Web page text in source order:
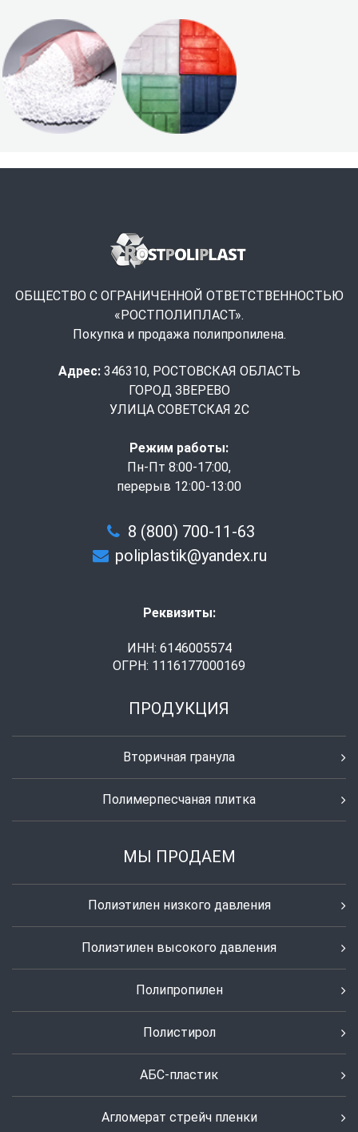
ОБЩЕСТВО С ОГРАНИЧЕННОЙ ОТВЕТСТВЕННОСТЬЮ
«РОСТПОЛИПЛАСТ».
Покупка и продажа полипропилена.
Адрес: 346310, РОСТОВСКАЯ ОБЛАСТЬ
ГОРОД ЗВЕРЕВО
УЛИЦА СОВЕТСКАЯ 2С
Режим работы:
Пн-Пт 8:00-17:00,
перерыв 12:00-13:00
8 (800) 700-11-63
poliplastik@yandex.ru
Реквизиты:
ИНН: 6146005574
ОГРН: 1116177000169
ПРОДУКЦИЯ
Вторичная гранула
Полимерпесчаная плитка
МЫ ПРОДАЕМ
Полиэтилен низкого давления
Полиэтилен высокого давления
Полипропилен
Полистирол
АБС-пластик
Агломерат стрейч пленки